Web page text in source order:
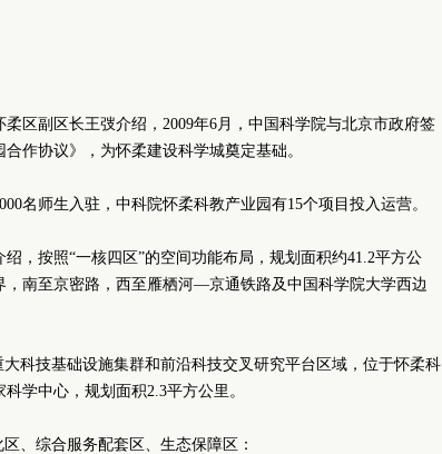
区副区长王弢介绍，2009年6月，中国科学院与北京市政府签
作协议》，为怀柔建设科学城奠定基础。
名师生入驻，中科院怀柔科教产业园有15个项目投入运营。
，按照“一核四区”的空间功能布局，规划面积约41.2平方公
南至京密路，西至雁栖河—京通铁路及中国科学院大学西边
科技基础设施集群和前沿科技交叉研究平台区域，位于怀柔科
学中心，规划面积2.3平方公里。
、综合服务配套区、生态保障区：